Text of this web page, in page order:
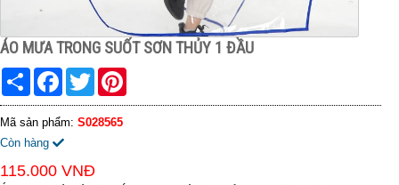
ÁO MƯA TRONG SUỐT SƠN THỦY 1 ĐẦU
Share FacebookTwitter
Mã sản phẩm: S028565
Còn hàng
115.000 VNĐ